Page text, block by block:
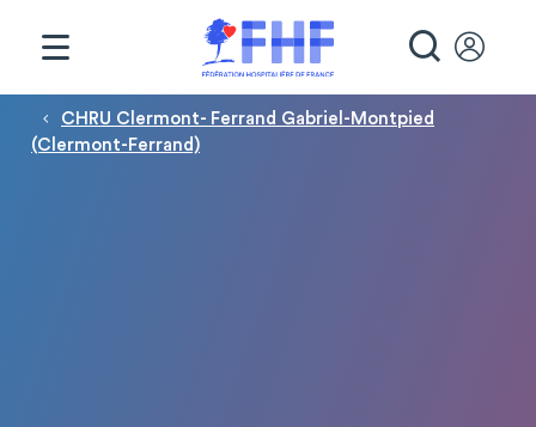
Fil d'Ariane
CHRU Clermont- Ferrand Gabriel-Montpied
(Clermont-Ferrand)
Panneau de gestion des cookies